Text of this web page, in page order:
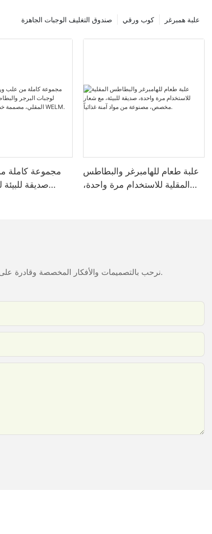
علبة همبرغر كوب ورقي صندوق التغليف الوجبات الجاهزة
مجموعة كاملة
صديقة للبيئة
علبة طعام للهامبرغر والبطاطس
المقلية للاستخدام مرة واحدة،
نرحب بالتصميمات والأفكار المخصصة وقادرة على تلبية المتطلبات المحددة. لمزيد من المعلومات، يرجى زيارة الموقع الإلكتروني أو الاتصال بنا مباشرة مع أسئلة أو استفسارات.